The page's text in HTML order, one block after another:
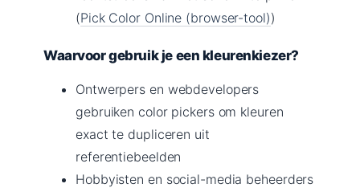
(Pick Color Online (browser-tool))
Waarvoor gebruik je een kleurenkiezer?
Ontwerpers en webdevelopers
gebruiken color pickers om kleuren
exact te dupliceren uit
referentiebeelden
Hobbyisten en social-media beheerders